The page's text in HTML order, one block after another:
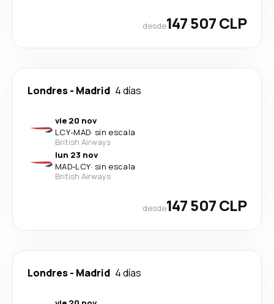
desde147 507 CLP
Londres- Madrid 4 días
vie 20 nov
LCY-MAD· sin escala
British Airways
lun 23 nov
MAD-LCY· sin escala
British Airways
desde147 507 CLP
Londres- Madrid 4 días